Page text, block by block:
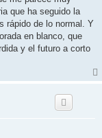
que ha seguido la
rápido de lo normal. Y
en blanco, que
y el futuro a corto